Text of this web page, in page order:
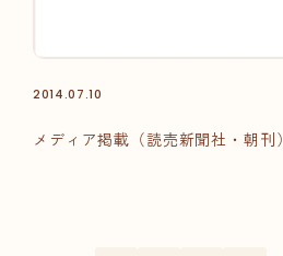
2014.07.10
メディア掲載（読売新聞社・朝刊）